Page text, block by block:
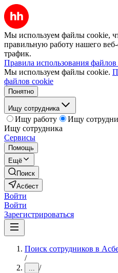
Мы используем файлы cookie,
правильную работу нашего веб-
трафик.
Правила использования
Мы используем файлы cookie.
файлов cookie
Понятно
Ищу сотрудника
Ищу работу
Ищу
Ищу сотрудника
Сервисы
Помощь
Ещё
Поиск
Асбест
Войти
Войти
Зарегистрироваться
Поиск сотрудников в
/
... /